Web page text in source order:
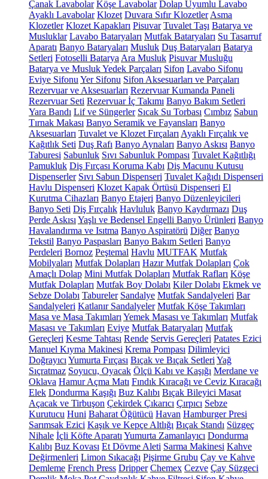
Çanak Lavabolar Köşe Lavabolar Dolap Uyumlu Lavabo
Ayaklı Lavabolar Klozet Duvara Sıfır Klozetler Asma
Klozetler Klozet Kapakları Pisuvar Tuvalet Taşı Batarya ve
Musluklar Lavabo Bataryaları Mutfak Bataryaları Su Tasarruf
Aparatı Banyo Bataryaları Musluk Duş Bataryaları Batarya
Setleri Fotoselli Batarya Ara Musluk Pisuvar Musluğu
Batarya ve Musluk Yedek Parçaları Sifon Lavabo Sifonu
Eviye Sifonu Yer Sifonu Sifon Aksesuarları ve Parçaları
Rezervuar ve Aksesuarları Rezervuar Kumanda Paneli
Rezervuar Seti Rezervuar İç Takımı Banyo Bakım Setleri
Yara Bandı Lif ve Süngerler Sıcak Su Torbası Cımbız Sabun
Tırnak Makası Banyo Seramik ve Fayansları Banyo
Aksesuarları Tuvalet ve Klozet Fırçaları Ayaklı Fırçalık ve
Kağıtlık Seti Duş Rafı Banyo Aynaları Banyo Askısı Banyo
Taburesi Sabunluk Sıvı Sabunluk Pompası Tuvalet Kağıtlığı
Pamukluk Diş Fırçası Koruma Kabı Diş Macunu Kutusu
Dispenserler Sıvı Sabun Dispenseri Tuvalet Kağıdı Dispenseri
Havlu Dispenseri Klozet Kapak Örtüsü Dispenseri El
Kurutma Cihazları Banyo Etajeri Banyo Düzenleyicileri
Banyo Seti Diş Fırçalık Havluluk Banyo Kaydırmazı Duş
Perde Askısı Yaşlı ve Bedensel Engelli Banyo Ürünleri Banyo
Havalandırma ve Isıtma Banyo Aspiratörü Diğer Banyo
Tekstil Banyo Paspasları Banyo Bakım Setleri Banyo
Perdeleri Bornoz Peştemal Havlu MUTFAK Mutfak
Mobilyaları Mutfak Dolapları Hazır Mutfak Dolapları Çok
Amaçlı Dolap Mini Mutfak Dolapları Mutfak Rafları Köşe
Mutfak Dolapları Mutfak Boy Dolabı Kiler Dolabı Ekmek ve
Sebze Dolabı Tabureler Sandalye Mutfak Sandalyeleri Bar
Sandalyeleri Katlanır Sandalyeler Mutfak Köşe Takımları
Masa ve Masa Takımları Yemek Masası ve Takımları Mutfak
Masası ve Takımları Eviye Mutfak Bataryaları Mutfak
Gereçleri Kesme Tahtası Rende Servis Gereçleri Patates Ezici
Manuel Kıyma Makinesi Krema Pompası Dilimleyici
Doğrayıcı Yumurta Fırçası Bıçak ve Bıçak Setleri Yağ
Sıçratmaz Soyucu, Oyacak Ölçü Kabı ve Kaşığı Merdane ve
Oklava Hamur Açma Matı Fındık Kıracağı ve Ceviz Kıracağı
Elek Dondurma Kaşığı Buz Kalıbı Bıçak Bileyici Masat
Açacak ve Tirbuşon Çekirdek Çıkarıcı Çırpıcı Sebze
Kurutucu Huni Baharat Öğütücü Havan Hamburger Presi
Sarımsak Ezici Kaşık ve Kepçe Altlığı Bıçak Standı Süzgeç
Nihale İçli Köfte Aparatı Yumurta Zamanlayıcı Dondurma
Kalıbı Buz Kovası Et Dövme Aleti Sarma Makinesi Kahve
Değirmenleri Limon Sıkacağı Pişirme Grubu Çay ve Kahve
Demleme French Press Dripper Chemex Cezve Çay Süzgeci